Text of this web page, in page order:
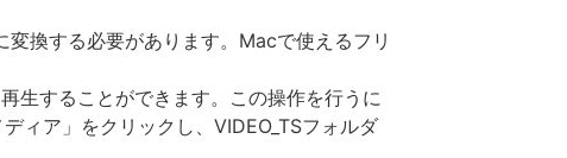
換する必要があります。Macで使えるフリ
生することができます。この操作を行うに
ィア」をクリックし、VIDEO_TSフォルダ